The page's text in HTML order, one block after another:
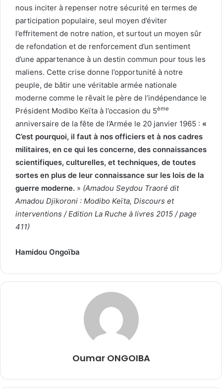
nous inciter à repenser notre sécurité en termes de
participation populaire, seul moyen d’éviter
l’effritement de notre nation, et surtout un moyen sûr
de refondation et de renforcement d’un sentiment
d’une appartenance à un destin commun pour tous les
maliens. Cette crise donne l’opportunité à notre
peuple, de bâtir une véritable armée nationale
moderne comme le rêvait le père de l’indépendance le
Président Modibo Keïta à l’occasion du 5ème
anniversaire de la fête de l’Armée le 20 janvier 1965 : «
C’est pourquoi, il faut à nos officiers et à nos cadres
militaires, en ce qui les concerne, des connaissances
scientifiques, culturelles, et techniques, de toutes
sortes en plus de leur connaissance sur les lois de la
guerre moderne. » (Amadou Seydou Traoré dit
Amadou Djikoroni : Modibo Keïta, Discours et
interventions / Edition La Ruche à livres 2015 / page
411)
Hamidou Ongoïba
Oumar ONGOIBA